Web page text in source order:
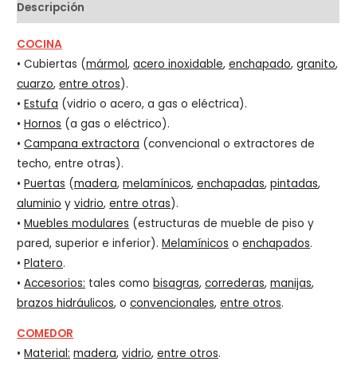
Descripción
COCINA
• Cubiertas (mármol,acero inoxidable,enchapado,granito,
cuarzo,entre otros).
•Estufa (vidrio o acero, a gas o eléctrica).
•Hornos (a gas o eléctrico).
•Campana extractora (convencional o extractores de
techo, entre otras).
•Puertas (madera,melamínicos,enchapadas,pintadas,
aluminio yvidrio,entre otras).
•Muebles modulares (estructuras de mueble de piso y
pared, superior e inferior).Melamínicos oenchapados.
•Platero.
•Accesorios: tales comobisagras,correderas,manijas,
brazos hidráulicos, oconvencionales,entre otros.
COMEDOR
•Material: madera,vidrio,entre otros.